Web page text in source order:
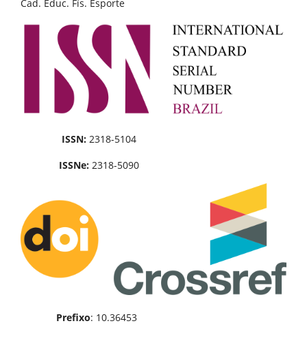
Cad. Educ. Fís. Esporte
ISSN: 2318-5104
ISSNe: 2318-5090
Prefixo: 10.36453